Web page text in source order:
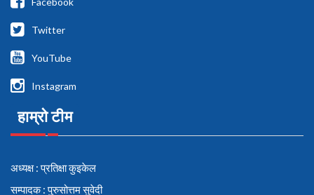
Twitter
YouTube
Instagram
हाम्रो टीम
अध्यक्ष : प्रतिक्षा कुइकेल
सम्पादक : पुरुसोत्तम सुवेदी